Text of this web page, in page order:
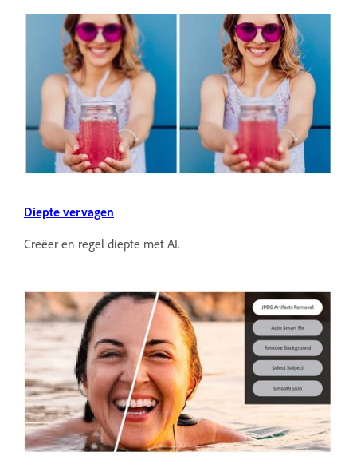
Diepte vervagen
Creëer en regel diepte met AI.